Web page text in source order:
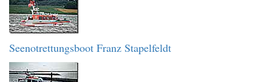
Seenotrettungsboot Franz Stapelfeldt